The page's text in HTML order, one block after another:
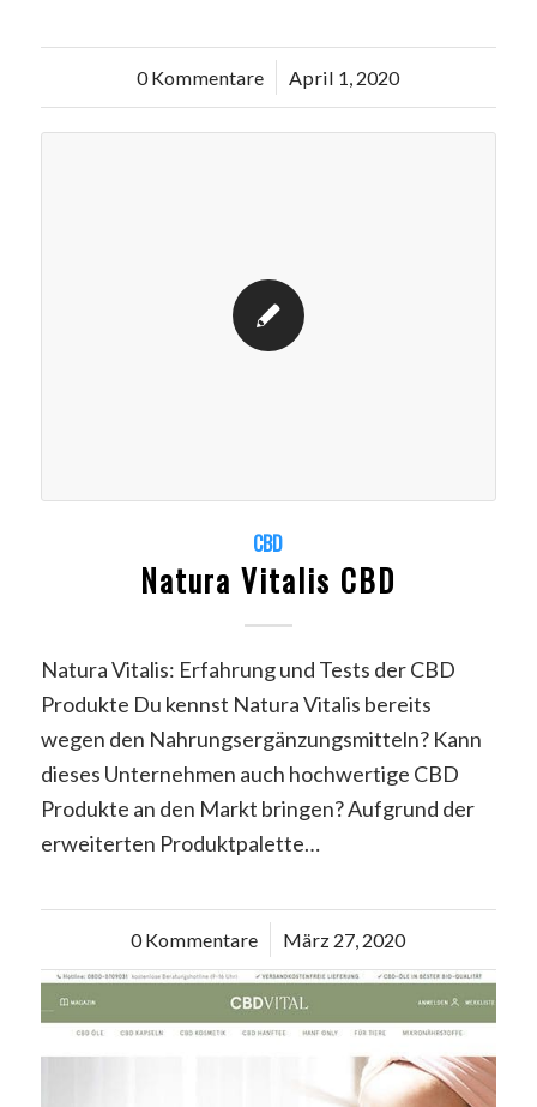
0 Kommentare
/ April 1, 2020
CBD
Natura Vitalis CBD
Natura Vitalis: Erfahrung und Tests der CBD
Produkte Du kennst Natura Vitalis bereits
wegen den Nahrungsergänzungsmitteln? Kann
dieses Unternehmen auch hochwertige CBD
Produkte an den Markt bringen? Aufgrund der
erweiterten Produktpalette…
0 Kommentare
/ März 27, 2020